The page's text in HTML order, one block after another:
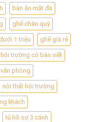
bàn ăn mặt đá
ghế chân quỳ
1 triệu ghế giá rẻ
trường có bàn viết
phòng
nội thất hội trường
khách
tủ hồ sơ 3 cánh